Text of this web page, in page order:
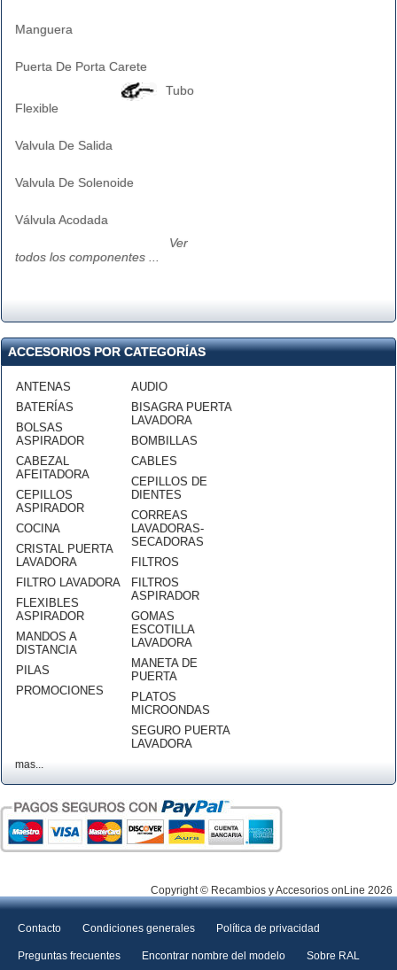
Manguera
Puerta De Porta Carete
Tubo
Flexible
Valvula De Salida
Valvula De Solenoide
Válvula Acodada
Ver
todos los componentes ...
ACCESORIOS POR CATEGORÍAS
ANTENAS
BATERÍAS
BOLSAS
ASPIRADOR
CABEZAL
AFEITADORA
CEPILLOS
ASPIRADOR
COCINA
CRISTAL PUERTA
LAVADORA
FILTRO LAVADORA
FLEXIBLES
ASPIRADOR
MANDOS A
DISTANCIA
PILAS
PROMOCIONES
AUDIO
BISAGRA PUERTA
LAVADORA
BOMBILLAS
CABLES
CEPILLOS DE
DIENTES
CORREAS
LAVADORAS-
SECADORAS
FILTROS
FILTROS
ASPIRADOR
GOMAS
ESCOTILLA
LAVADORA
MANETA DE
PUERTA
PLATOS
MICROONDAS
SEGURO PUERTA
LAVADORA
mas...
Copyright © Recambios y Accesorios onLine 2026
Contacto Condiciones generales Política de privacidad
Preguntas frecuentes Encontrar nombre del modelo Sobre RAL